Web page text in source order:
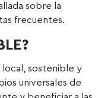
sobre la
frecuentes.
local, sostenible y
universales de